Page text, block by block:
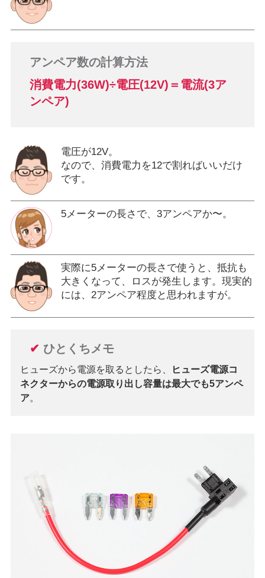
アンペア数の計算方法
消費電力(36W)÷電圧(12V)＝電流(3ア
ンペア)
電圧が12V。
なので、消費電力を12で割ればいいだけ
です。
5メーターの長さで、3アンペアか〜。
実際に5メーターの長さで使うと、抵抗も
大きくなって、ロスが発生します。現実的
には、2アンペア程度と思われますが。
✔ ひとくちメモ
ヒューズから電源を取るとしたら、
ヒューズ電源コ
ネクターからの電源取り出し容量は最大でも5アンペ
ア。